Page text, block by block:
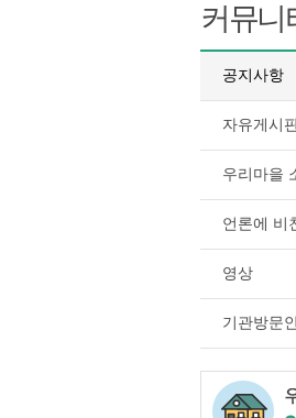
커뮤니
공지사항
자유게시
우리마을
언론에 비
영상
기관방문